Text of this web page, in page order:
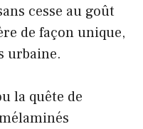
cesse au goût
de façon unique,
urbaine.
la quête de